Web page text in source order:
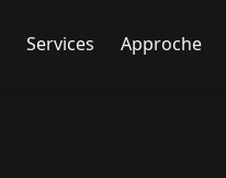
Services Approche